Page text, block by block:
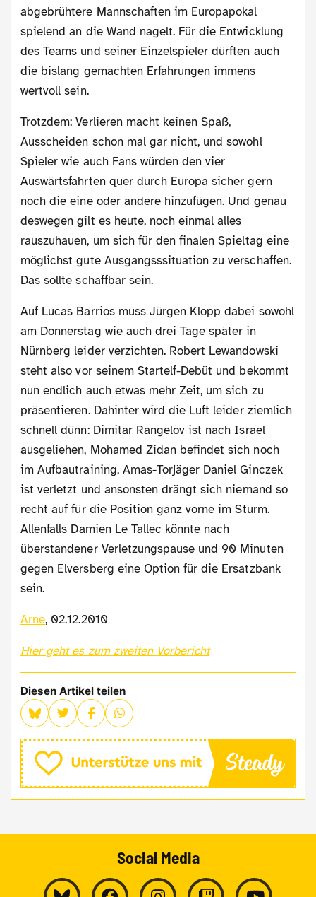
abgebrühtere Mannschaften im Europapokal
spielend an die Wand nagelt. Für die Entwicklung
des Teams und seiner Einzelspieler dürften auch
die bislang gemachten Erfahrungen immens
wertvoll sein.
Trotzdem: Verlieren macht keinen Spaß,
Ausscheiden schon mal gar nicht, und sowohl
Spieler wie auch Fans würden den vier
Auswärtsfahrten quer durch Europa sicher gern
noch die eine oder andere hinzufügen. Und genau
deswegen gilt es heute, noch einmal alles
rauszuhauen, um sich für den finalen Spieltag eine
möglichst gute Ausgangsssituation zu verschaffen.
Das sollte schaffbar sein.
Auf Lucas Barrios muss Jürgen Klopp dabei sowohl
am Donnerstag wie auch drei Tage später in
Nürnberg leider verzichten. Robert Lewandowski
steht also vor seinem Startelf-Debüt und bekommt
nun endlich auch etwas mehr Zeit, um sich zu
präsentieren. Dahinter wird die Luft leider ziemlich
schnell dünn: Dimitar Rangelov ist nach Israel
ausgeliehen, Mohamed Zidan befindet sich noch
im Aufbautraining, Amas-Torjäger Daniel Ginczek
ist verletzt und ansonsten drängt sich niemand so
recht auf für die Position ganz vorne im Sturm.
Allenfalls Damien Le Tallec könnte nach
überstandener Verletzungspause und 90 Minuten
gegen Elversberg eine Option für die Ersatzbank
sein.
Arne, 02.12.2010
Hier geht es zum zweiten Vorbericht
Diesen Artikel teilen
Social Media